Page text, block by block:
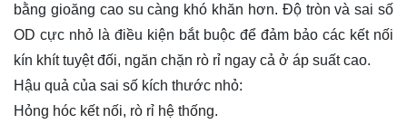
bằng gioăng cao su càng khó khăn hơn. Độ tròn và sai số
OD cực nhỏ là điều kiện bắt buộc để đảm bảo các kết nối
kín khít tuyệt đối, ngăn chặn rò rỉ ngay cả ở áp suất cao.
Hậu quả của sai số kích thước nhỏ:
Hỏng hóc kết nối, rò rỉ hệ thống.